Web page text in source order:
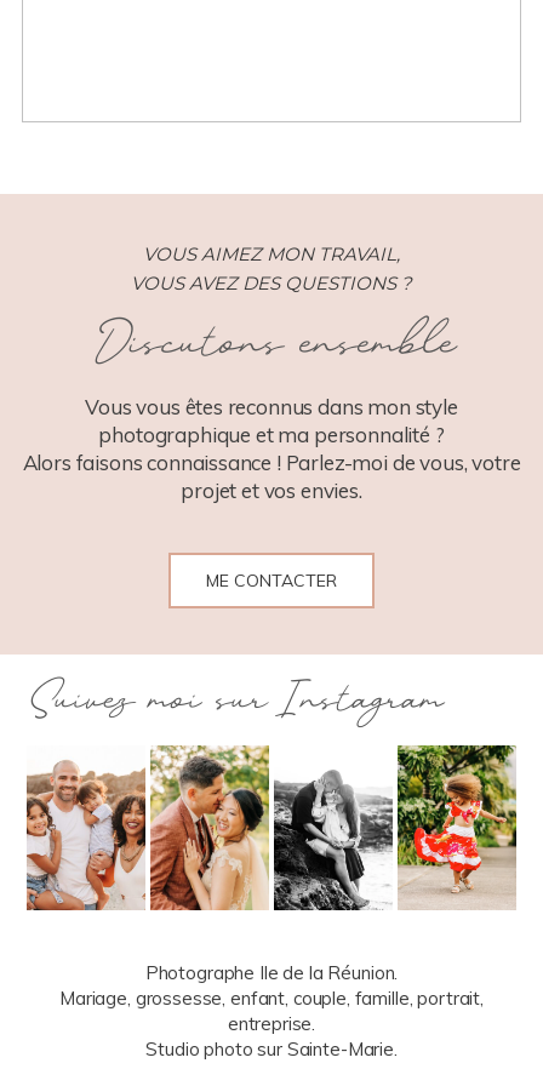
VOUS AIMEZ MON TRAVAIL,
VOUS AVEZ DES QUESTIONS ?
Discutons ensemble
Vous vous êtes reconnus dans mon style
photographique et ma personnalité ?
Alors faisons connaissance ! Parlez-moi de vous, votre
projet et vos envies.
ME CONTACTER
Suivez moi sur Instagram
Photographe Ile de la Réunion.
Mariage, grossesse, enfant, couple, famille, portrait,
entreprise.
Studio photo sur Sainte-Marie.